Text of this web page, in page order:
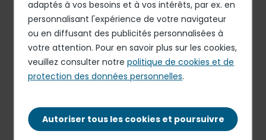
adaptés à vos besoins et à vos intérêts, par ex. en
personnalisant l'expérience de votre navigateur
ou en diffusant des publicités personnalisées à
votre attention. Pour en savoir plus sur les cookies,
veuillez consulter notrepolitique de cookies et de
protection des données personnelles.
Autoriser tous les cookies et poursuivre